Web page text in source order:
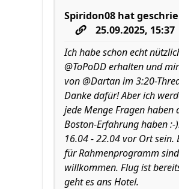
Spiridon08 hat
25.09.2025, 15:37
Ich habe schon echt
@ToPoDD erhalten und
von @Dartan im 3:20-
Danke dafür! Aber ich
jede Menge Fragen haben
Boston-Erfahrung haben
16.04 - 22.04 vor Ort sein.
für Rahmenprogramm
willkommen. Flug ist
geht es ans Hotel.